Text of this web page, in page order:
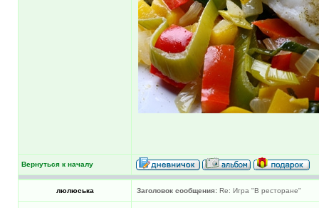
Вернуться к началу
люлюська Заголовок сообщения: Re: Игра "В ресторане"